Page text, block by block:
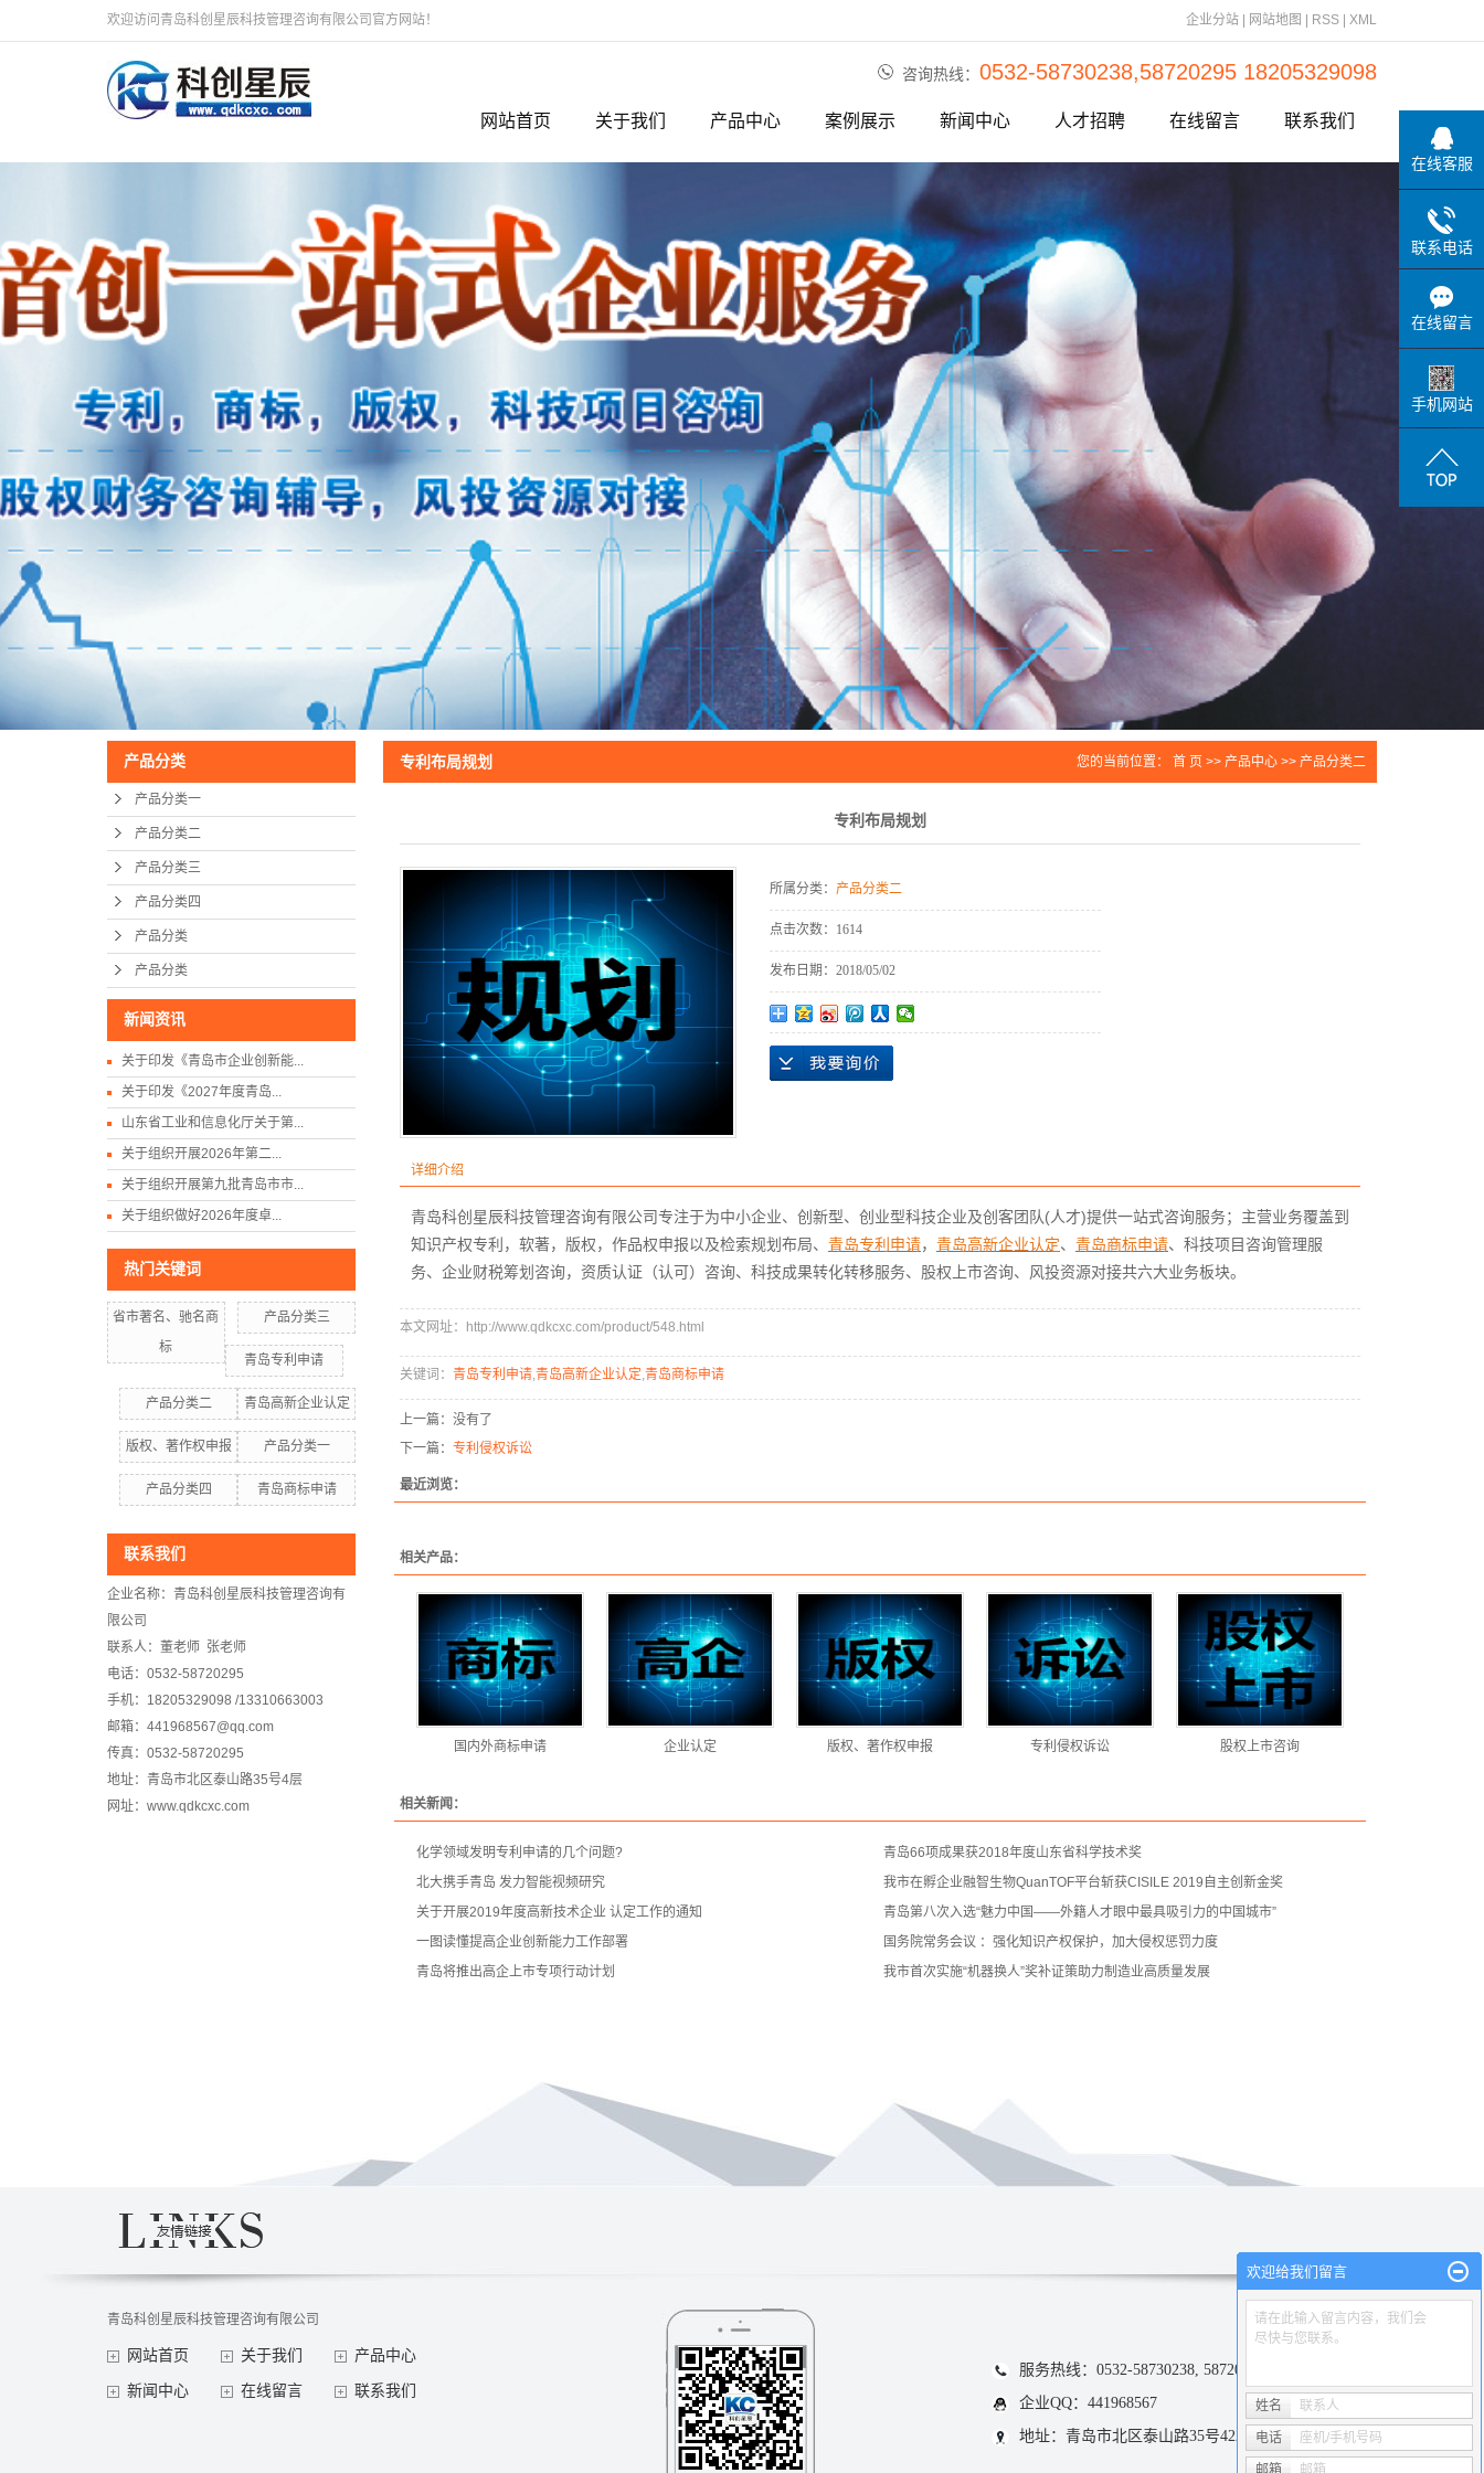
欢迎访问青岛科创星辰科技管理咨询有限公司官方网站！ 企业分站 网站地图 RSS XML
咨询热线： 0532-58730238,58720295 18205329098
网站首页 关于我们 产品中心
产品分类三
产品分类四
产品分类
产品分类
案例展示 新闻中心
相关问题
人才招聘 在线留言 联系我们
产品分类
产品分类一
产品分类二
产品分类三
产品分类四
产品分类
产品分类
新闻资讯
关于印发《青岛市企业创新能...
关于印发《2027年度青岛...
山东省工业和信息化厅关于第...
关于组织开展2026年第二...
关于组织开展第九批青岛市市...
关于组织做好2026年度卓...
热门关键词
省市著名、驰名商
标
产品分类三
青岛专利申请
产品分类二 青岛高新企业认定
版权、著作权申报 产品分类一
产品分类四 青岛商标申请
联系我们
企业名称：青岛科创星辰科技管理咨询有
限公司
联系人：董老师 张老师
电话：0532-58720295
手机：18205329098 /13310663003
邮箱：441968567@qq.com
传真：0532-58720295
地址：青岛市北区泰山路35号4层
网址：www.qdkcxc.com
专利布局规划 您的当前位置： 首 页 >> 产品中心 >> 产品分类二
专利布局规划
所属分类： 产品分类二
点击次数： 1614
发布日期： 2018/05/02
详细介绍
青岛科创星辰科技管理咨询有限公司专注于为中小企业、创新型、创业型科技企业及创客团队(人才)提供一站式咨询服务；主营业务覆盖到
知识产权专利，软著，版权，作品权申报以及检索规划布局、 青岛专利申请， 青岛高新企业认定、 青岛商标申请、科技项目咨询管理服
务、企业财税筹划咨询，资质认证（认可）咨询、科技成果转化转移服务、股权上市咨询、风投资源对接共六大业务板块。
本文网址：http://www.qdkcxc.com/product/548.html
关键词： 青岛专利申请,青岛高新企业认定,青岛商标申请
上一篇：没有了
下一篇： 专利侵权诉讼
最近浏览：
相关产品：
国内外商标申请 企业认定 版权、著作权申报 专利侵权诉讼 股权上市咨询
相关新闻：
化学领域发明专利申请的几个问题?
青岛66项成果获2018年度山东省科学技术奖
北大携手青岛 发力智能视频研究
我市在孵企业融智生物QuanTOF平台斩获CISILE 2019自主创新金奖
关于开展2019年度高新技术企业 认定工作的通知
青岛第八次入选“魅力中国——外籍人才眼中最具吸引力的中国城市”
一图读懂提高企业创新能力工作部署
国务院常务会议 ：强化知识产权保护，加大侵权惩罚力度
青岛将推出高企上市专项行动计划
我市首次实施“机器换人”奖补证策助力制造业高质量发展
青岛科创星辰科技管理咨询有限公司
网站首页 关于我们 产品中心
新闻中心 在线留言 联系我们
服务热线：0532-58730238, 58720295
企业QQ：441968567
地址：青岛市北区泰山路35号422-425室
在线客服
联系电话
在线留言
手机网站
欢迎给我们留言
请在此输入留言内容，我们会
尽快与您联系。
姓名 联系人
电话 座机/手机号码
邮箱 邮箱